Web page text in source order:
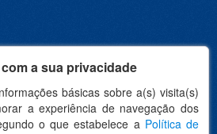
a sua privacidade
básicas sobre a(s) visita(s)
a experiência de navegação dos
o que estabelece a Política de